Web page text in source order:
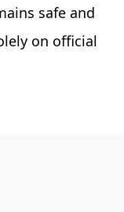
safe and
on official